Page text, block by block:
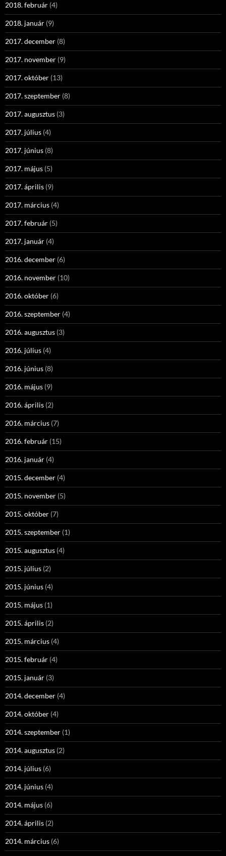
2018. február (4)
2018. január (9)
2017. december (8)
2017. november (9)
2017. október (13)
2017. szeptember (8)
2017. augusztus (3)
2017. július (4)
2017. június (8)
2017. május (5)
2017. április (9)
2017. március (4)
2017. február (5)
2017. január (4)
2016. december (6)
2016. november (10)
2016. október (6)
2016. szeptember (4)
2016. augusztus (3)
2016. július (4)
2016. június (8)
2016. május (9)
2016. április (2)
2016. március (7)
2016. február (15)
2016. január (4)
2015. december (4)
2015. november (5)
2015. október (7)
2015. szeptember (1)
2015. augusztus (4)
2015. július (2)
2015. június (4)
2015. május (1)
2015. április (2)
2015. március (4)
2015. február (4)
2015. január (3)
2014. december (4)
2014. október (4)
2014. szeptember (1)
2014. augusztus (2)
2014. július (6)
2014. június (4)
2014. május (6)
2014. április (2)
2014. március (6)